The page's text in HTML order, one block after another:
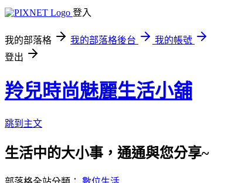
登入
我的部落格 我的部落格後台
我的帳號
登出
羚兒時尚魅麗生活小舖
跳到主文
生活中的大小事，通通與您分享~